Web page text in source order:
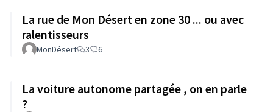
La rue de Mon Désert en zone 30 ... ou avec
ralentisseurs
MonDésert 3 6
La voiture autonome partagée , on en parle
?